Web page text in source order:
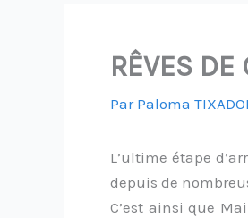
RÊVES
Par Paloma
L’ultime étape
depuis de
C’est ainsi que